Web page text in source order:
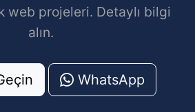
web projeleri. Detaylı bilgi
alın.
WhatsApp